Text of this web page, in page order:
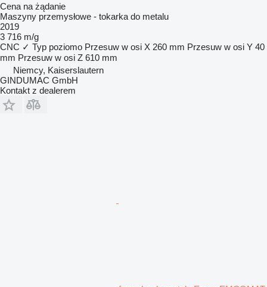
Cena na żądanie
Maszyny przemysłowe - tokarka do metalu
2019
3 716 m/g
CNC ✓ Typ poziomo Przesuw w osi X 260 mm Przesuw w osi Y 40
mm Przesuw w osi Z 610 mm
Niemcy, Kaiserslautern
GINDUMAC GmbH
Kontakt z dealerem